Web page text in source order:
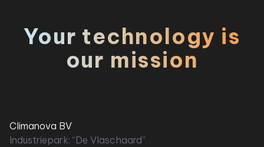
Your technology is
our mission
Climanova BV
Industriepark: “De Vlaschaard”